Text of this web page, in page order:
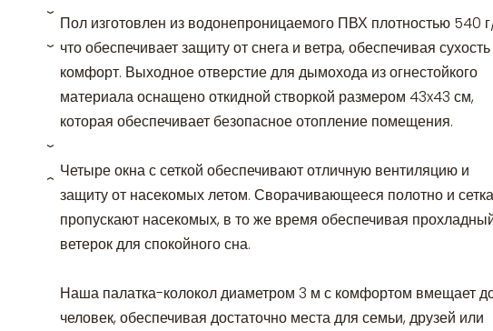
›
›
›
›
Пол изготовлен из водонепроницаемого ПВХ плотностью 540
что обеспечивает защиту от снега и ветра, обеспечивая
комфорт. Выходное отверстие для дымохода из огнестойкого
материала оснащено откидной створкой размером 43x43 см,
которая обеспечивает безопасное отопление помещения.
Четыре окна с сеткой обеспечивают отличную вентиляцию и
защиту от насекомых летом. Сворачивающееся полотно и
пропускают насекомых, в то же время обеспечивая
ветерок для спокойного сна.
Наша палатка-колокол диаметром 3 м с комфортом вмещает
человек, обеспечивая достаточно места для семьи, друзей или